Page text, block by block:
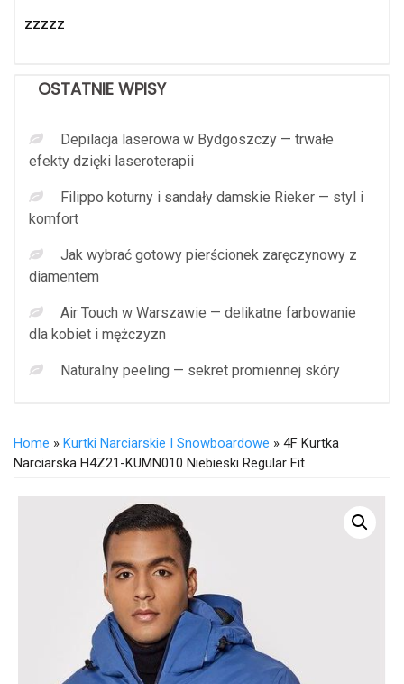
zzzzz
OSTATNIE WPISY
Depilacja laserowa w Bydgoszczy — trwałe
efekty dzięki laseroterapii
Filippo koturny i sandały damskie Rieker — styl i
komfort
Jak wybrać gotowy pierścionek zaręczynowy z
diamentem
Air Touch w Warszawie — delikatne farbowanie
dla kobiet i mężczyzn
Naturalny peeling — sekret promiennej skóry
Home » Kurtki Narciarskie I Snowboardowe » 4F Kurtka
Narciarska H4Z21-KUMN010 Niebieski Regular Fit